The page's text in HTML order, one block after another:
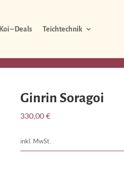
Koi – Deals Teichtechnik
Ginrin Soragoi
330,00 €
inkl. MwSt.